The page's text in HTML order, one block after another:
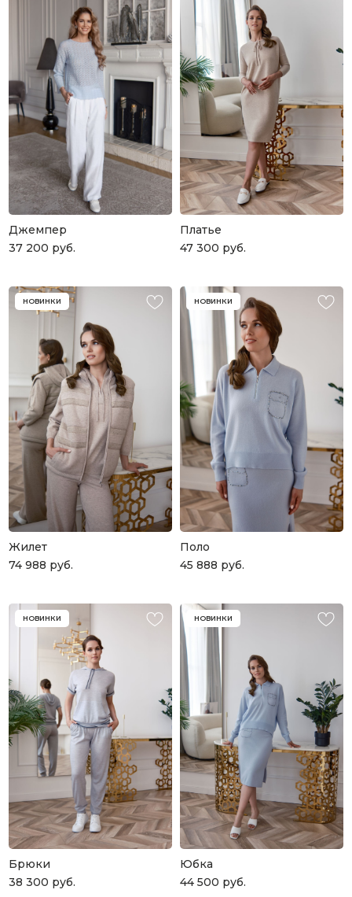
Джемпер
37 200 руб.
Платье
47 300 руб.
НОВИНКИ
Жилет
74 988 руб.
НОВИНКИ
Поло
45 888 руб.
НОВИНКИ
Брюки
38 300 руб.
НОВИНКИ
Юбка
44 500 руб.